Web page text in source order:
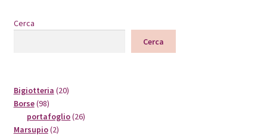
Cerca
Cerca
Bigiotteria 2020
Borse 9898
prodotti
portafoglio 2626
Marsupio 22